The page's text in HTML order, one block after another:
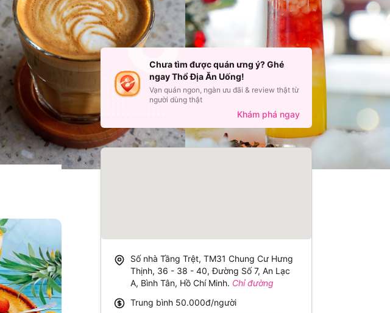
Số nhà Tầng Trệt, TM31 Chung Cư Hưng
Thịnh, 36 - 38 - 40, Đường Số 7, An Lạc
A, Bình Tân, Hồ Chí Minh. Chỉ đường
Trung bình 50.000đ/người
Chưa tìm được quán ưng ý? Ghé
ngay Thổ Địa Ăn Uống!
Vạn quán ngon, ngàn ưu đãi & review thật từ
người dùng thật
Khám phá ngay